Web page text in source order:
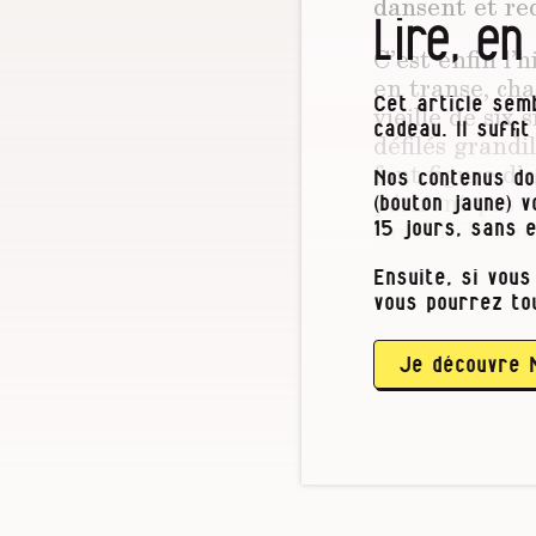
C’est enfin
en transe,
vieille de six
défilés
font figure
périront pas
samedi, le
emblèmes de
l’hôtel de
combat,
Et si les
tradition,«
Lire,
Cet article
cadeau. Il suffit
Nos contenus
(bouton jaune)
15 jours, sans
Ensuite, si
vous pourrez
Je découvre